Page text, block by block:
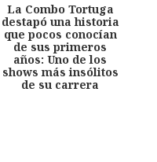
La Combo Tortuga
destapó una historia
que pocos conocían
de sus primeros
años: Uno de los
shows más insólitos
de su carrera